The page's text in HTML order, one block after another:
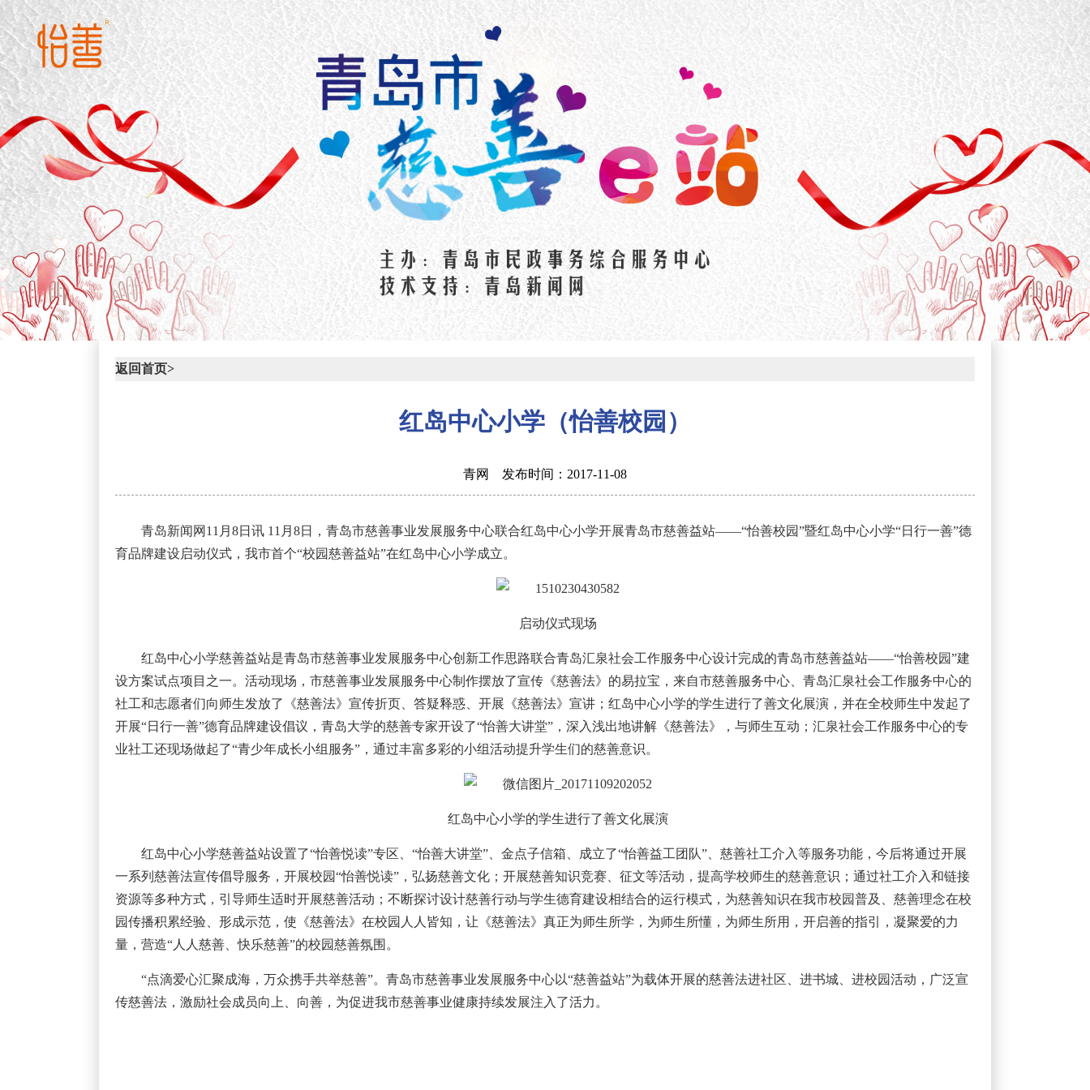
返回首页>
红岛中心小学（怡善校园）
青网 发布时间：2017-11-08
青岛新闻网11月8日讯 11月8日，青岛市慈善事业发展服务中心联合红岛中心小学开展青岛市慈善益站——“怡善校园”暨红岛中心小学“日行一善”德
育品牌建设启动仪式，我市首个“校园慈善益站”在红岛中心小学成立。
启动仪式现场
红岛中心小学慈善益站是青岛市慈善事业发展服务中心创新工作思路联合青岛汇泉社会工作服务中心设计完成的青岛市慈善益站——“怡善校园”建
设方案试点项目之一。活动现场，市慈善事业发展服务中心制作摆放了宣传《慈善法》的易拉宝，来自市慈善服务中心、青岛汇泉社会工作服务中心的
社工和志愿者们向师生发放了《慈善法》宣传折页、答疑释惑、开展《慈善法》宣讲；红岛中心小学的学生进行了善文化展演，并在全校师生中发起了
开展“日行一善”德育品牌建设倡议，青岛大学的慈善专家开设了“怡善大讲堂”，深入浅出地讲解《慈善法》，与师生互动；汇泉社会工作服务中心的专
业社工还现场做起了“青少年成长小组服务”，通过丰富多彩的小组活动提升学生们的慈善意识。
红岛中心小学的学生进行了善文化展演
红岛中心小学慈善益站设置了“怡善悦读”专区、“怡善大讲堂”、金点子信箱、成立了“怡善益工团队”、慈善社工介入等服务功能，今后将通过开展
一系列慈善法宣传倡导服务，开展校园“怡善悦读”，弘扬慈善文化；开展慈善知识竞赛、征文等活动，提高学校师生的慈善意识；通过社工介入和链接
资源等多种方式，引导师生适时开展慈善活动；不断探讨设计慈善行动与学生德育建设相结合的运行模式，为慈善知识在我市校园普及、慈善理念在校
园传播积累经验、形成示范，使《慈善法》在校园人人皆知，让《慈善法》真正为师生所学，为师生所懂，为师生所用，开启善的指引，凝聚爱的力
量，营造“人人慈善、快乐慈善”的校园慈善氛围。
“点滴爱心汇聚成海，万众携手共举慈善”。青岛市慈善事业发展服务中心以“慈善益站”为载体开展的慈善法进社区、进书城、进校园活动，广泛宣
传慈善法，激励社会成员向上、向善，为促进我市慈善事业健康持续发展注入了活力。